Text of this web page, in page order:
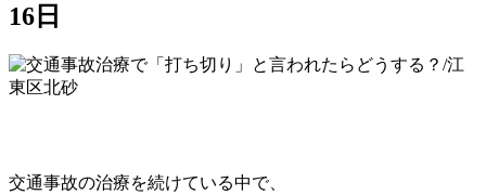
16日
交通事故の治療を続けている中で、